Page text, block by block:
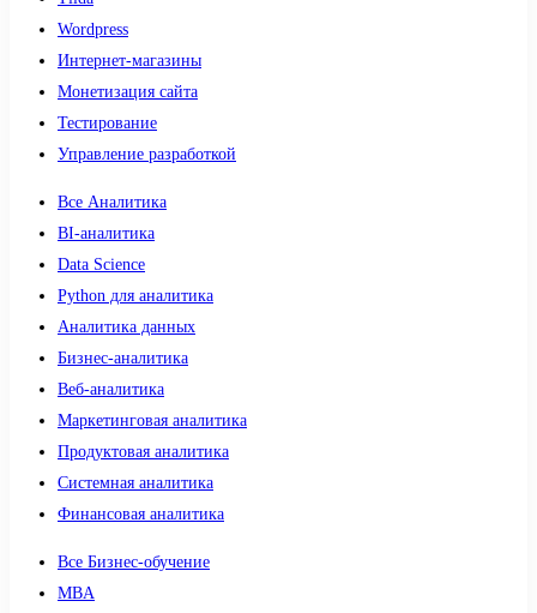
Wordpress
Интернет-магазины
Монетизация сайта
Тестирование
Управление разработкой
Все Аналитика
BI-аналитика
Data Science
Python для аналитика
Аналитика данных
Бизнес-аналитика
Веб-аналитика
Маркетинговая аналитика
Продуктовая аналитика
Системная аналитика
Финансовая аналитика
Все Бизнес-обучение
MBA